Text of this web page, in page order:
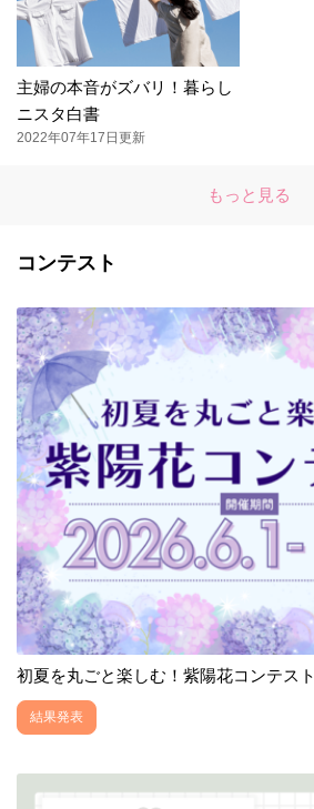
主婦の本音がズバリ！暮らし
ニスタ白書
2022年07年17日更新
もっと見る
コンテスト
初夏を丸ごと楽しむ！紫陽花コンテスト
結果発表